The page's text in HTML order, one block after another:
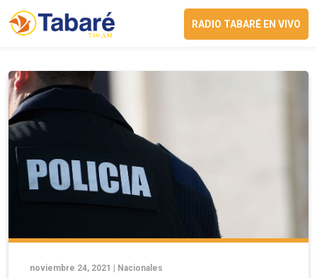
RADIO TABARÉ EN VIVO
noviembre 24, 2021 | Nacionales